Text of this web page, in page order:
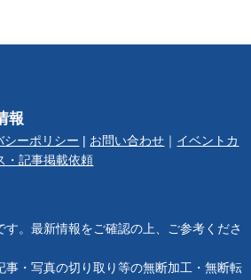
報
シーポリシー お問い合わせ
イベントカ
・記事掲載依頼
。最新情報をご確認の上、ご参考くださ
事・写真の切り取り等の無断加工・無断転